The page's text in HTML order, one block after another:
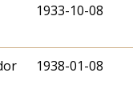
1933-10-08
1938-01-08